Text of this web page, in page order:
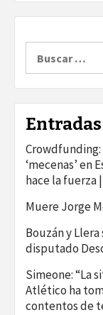
‘mecenas’ en
hace la fuerza
Muere Jorge
Bouzán y
disputado
Simeone: “La
Atlético ha
contentos de